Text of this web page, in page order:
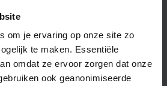
om je ervaring op onze site zo
te maken. Essentiële
omdat ze ervoor zorgen dat onze
ook geanonimiseerde
hatten. Zurück hat uns nachts
ein Shuttle eines
Unternehmens
nachdem wir wieder 40
gewartet hatten.